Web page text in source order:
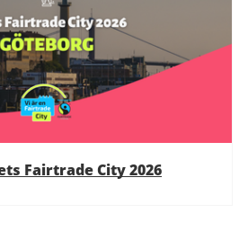
Fairtrade City 2026